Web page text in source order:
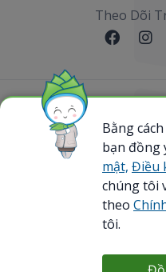
Theo Dõi
Sơ đồ website
@ 2023 Bamboo
Reserved.
Business Registration
Bằng
bạn đồng
mật, Điều
chúng tôi
theo
tôi.